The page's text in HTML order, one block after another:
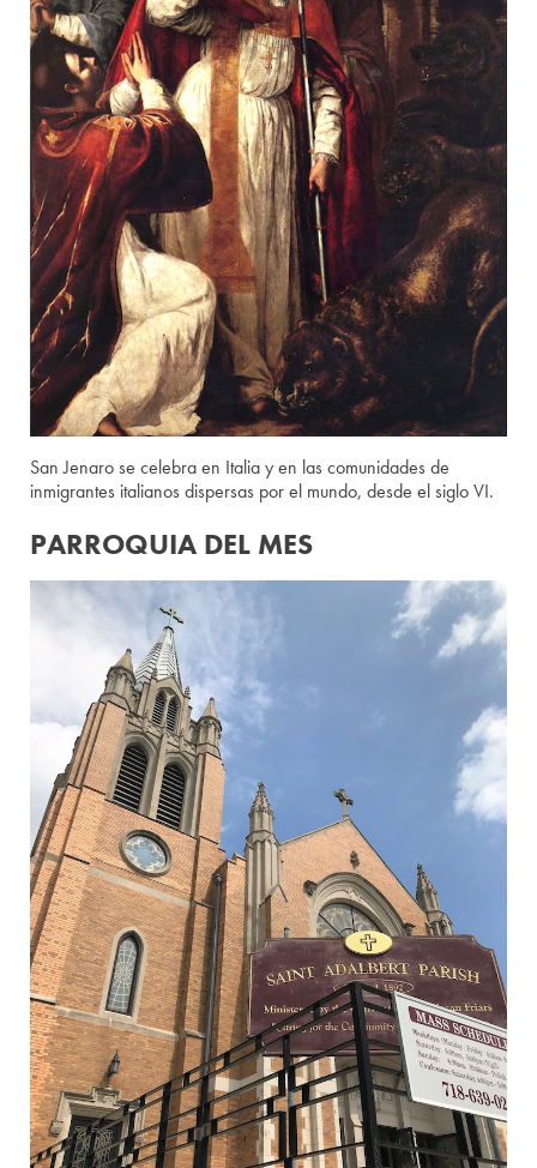
San Jenaro se celebra en Italia y en las comunidades de
inmigrantes italianos dispersas por el mundo, desde el siglo VI.
PARROQUIA DEL MES